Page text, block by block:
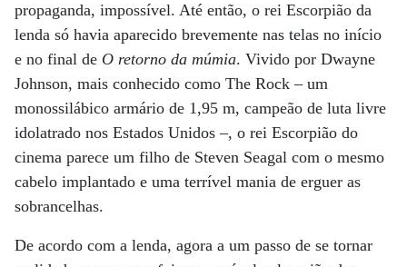
propaganda, impossível. Até então, o rei Escorpião da
lenda só havia aparecido brevemente nas telas no início
e no final de O retorno da múmia. Vivido por Dwayne
Johnson, mais conhecido como The Rock – um
monossilábico armário de 1,95 m, campeão de luta livre
idolatrado nos Estados Unidos –, o rei Escorpião do
cinema parece um filho de Steven Seagal com o mesmo
cabelo implantado e uma terrível mania de erguer as
sobrancelhas.
De acordo com a lenda, agora a um passo de se tornar